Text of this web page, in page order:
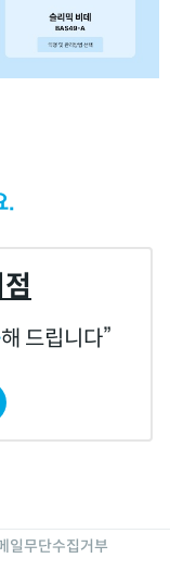
.
해 드립니다
일무단수집거부